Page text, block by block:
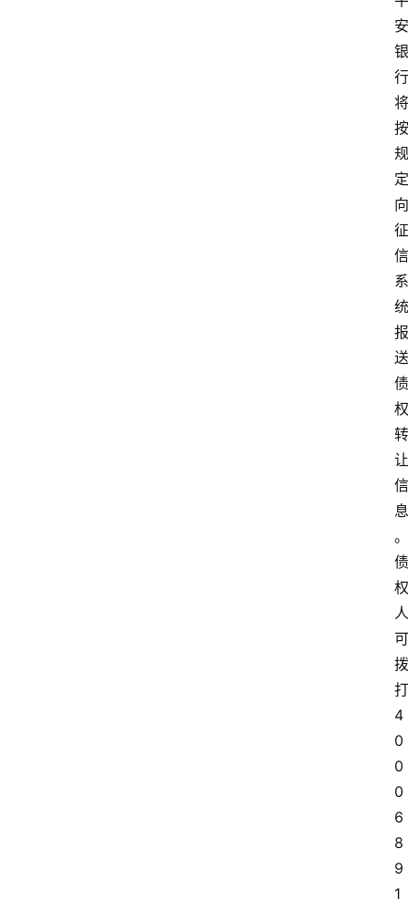
安
银
行
将
按
规
定
向
征
信
系
统
报
送
债
权
转
让
信
息
。
债
权
人
可
拨
打
4
0
0
0
6
8
9
1